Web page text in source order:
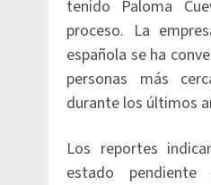
tenido Paloma
proceso. La
española se ha
personas más
durante los últimos
Los reportes
estado